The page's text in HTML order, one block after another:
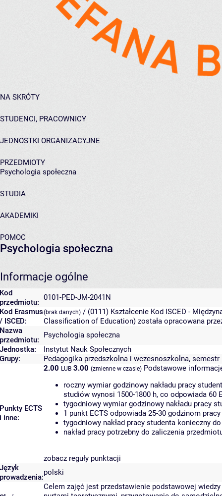
NA SKRÓTY
STUDENCI, PRACOWNICY
JEDNOSTKI ORGANIZACYJNE
PRZEDMIOTY
Psychologia społeczna
STUDIA
AKADEMIKI
POMOC
Psychologia społeczna
Informacje ogólne
Kod
przedmiotu:
0101-PED-JM-2041N
Kod Erasmus
/ ISCED:
(brak danych) / (0111) Kształcenie Kod ISCED -
Classification of Education) została opracowana
Nazwa
przedmiotu:
Psychologia społeczna
Jednostka:
Instytut Nauk Społecznych
Grupy:
Pedagogika przedszkolna i wczesnoszkolna,
Punkty ECTS
i inne:
2.00 LUB 3.00 (zmienne w czasie) Podstawowe
roczny wymiar godzinowy nakładu pracy
studiów wynosi 1500-1800 h, co odpowiada 60
tygodniowy wymiar godzinowy nakładu pracy
1 punkt ECTS odpowiada 25-30 godzinom
tygodniowy nakład pracy studenta konieczny
nakład pracy potrzebny do zaliczenia
zobacz reguły punktacji
Język
prowadzenia:
polski
Celem zajęć jest przedstawienie podstawowej